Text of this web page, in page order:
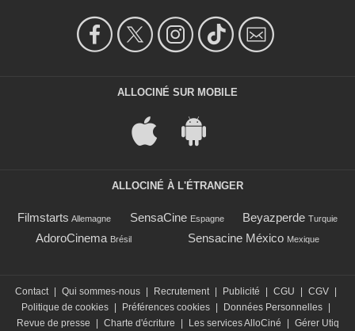
ALLOCINÉ SUR MOBILE
ALLOCINÉ À L'ÉTRANGER
Filmstarts Allemagne SensaCine Espagne Beyazperde Turquie
AdoroCinema Brésil Sensacine México Mexique
Contact Qui sommes-nous Recrutement Publicité CGU CGV
Politique de cookies
Préférences cookies Données Personnelles
Revue de presse
Charte d'écriture Les services AlloCiné Gérer Utiq